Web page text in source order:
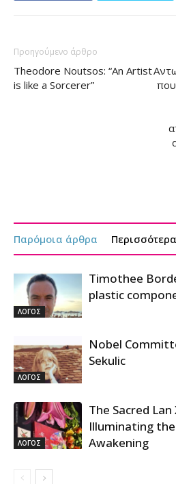
Προηγούμενο άρθρο
Theodore Noutsos: “An Artist
is like a Sorcerer”
Παρόμοια άρθρα Περισσότερα
ΛΟΓΟΣ
Timothee
plastic
ΛΟΓΟΣ
Nobel
Sekulic
ΛΟΓΟΣ
The Sacred
Illuminating
Awakening